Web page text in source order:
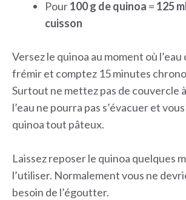
Pour100 g de quinoa = 125
cuisson
Versez le quinoa au moment où l’eau
frémir et comptez 15 minutes
Surtout ne mettez pas de couvercle
l’eau ne pourra pas s’évacuer et
quinoa tout pâteux.
Laissez reposer le quinoa quelques
l’utiliser. Normalement vous ne
besoin de l’égoutter.